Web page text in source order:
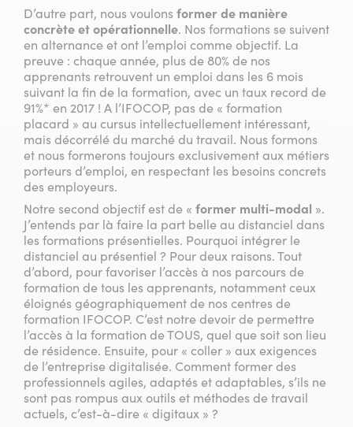
D’autre part, nous voulons former de manière
concrète et opérationnelle. Nos formations se suivent
en alternance et ont l’emploi comme objectif. La
preuve : chaque année, plus de 80% de nos
apprenants retrouvent un emploi dans les 6 mois
suivant la fin de la formation, avec un taux record de
91%* en 2017 ! A l’IFOCOP, pas de « formation
placard » au cursus intellectuellement intéressant,
mais décorrélé du marché du travail. Nous formons
et nous formerons toujours exclusivement aux métiers
porteurs d’emploi, en respectant les besoins concrets
des employeurs.
Notre second objectif est de « former multi-modal ».
J’entends par là faire la part belle au distanciel dans
les formations présentielles. Pourquoi intégrer le
distanciel au présentiel ? Pour deux raisons. Tout
d’abord, pour favoriser l’accès à nos parcours de
formation de tous les apprenants, notamment ceux
éloignés géographiquement de nos centres de
formation IFOCOP. C’est notre devoir de permettre
l’accès à la formation de TOUS, quel que soit son lieu
de résidence. Ensuite, pour « coller » aux exigences
de l’entreprise digitalisée. Comment former des
professionnels agiles, adaptés et adaptables, s’ils ne
sont pas rompus aux outils et méthodes de travail
actuels, c’est-à-dire « digitaux » ?